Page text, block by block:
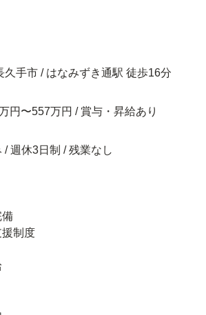
久手市 / はなみずき通駅 徒歩16分
円〜557万円 / 賞与・昇給あり
/ 週休3日制 / 残業なし
備
制度